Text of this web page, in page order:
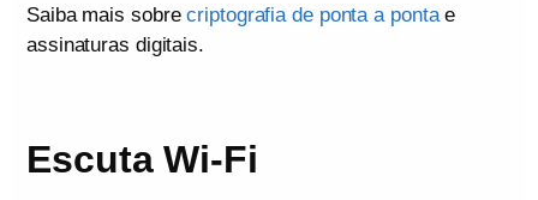
Saiba mais sobrecriptografia de ponta a pontae
assinaturas digitais.
Escuta Wi-Fi